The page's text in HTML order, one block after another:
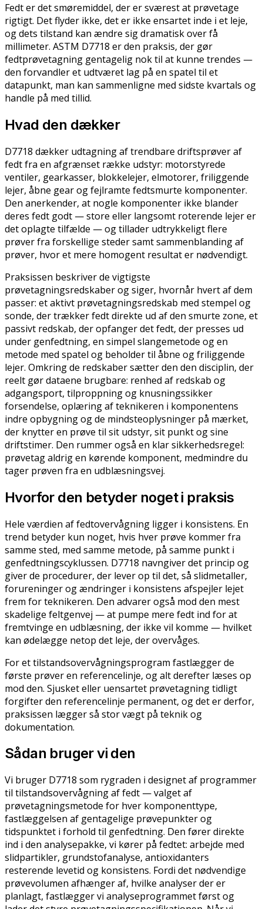
Fedt er det smøremiddel, der er sværest at prøvetage
rigtigt. Det flyder ikke, det er ikke ensartet inde i et leje,
og dets tilstand kan ændre sig dramatisk over få
millimeter. ASTM D7718 er den praksis, der gør
fedtprøvetagning gentagelig nok til at kunne trendes —
den forvandler et udtværet lag på en spatel til et
datapunkt, man kan sammenligne med sidste kvartals og
handle på med tillid.
Hvad den dækker
D7718 dækker udtagning af trendbare driftsprøver af
fedt fra en afgrænset række udstyr: motorstyrede
ventiler, gearkasser, blokkelejer, elmotorer, friliggende
lejer, åbne gear og fejlramte fedtsmurte komponenter.
Den anerkender, at nogle komponenter ikke blander
deres fedt godt — store eller langsomt roterende lejer er
det oplagte tilfælde — og tillader udtrykkeligt flere
prøver fra forskellige steder samt sammenblanding af
prøver, hvor et mere homogent resultat er nødvendigt.
Praksissen beskriver de vigtigste
prøvetagningsredskaber og siger, hvornår hvert af dem
passer: et aktivt prøvetagningsredskab med stempel og
sonde, der trækker fedt direkte ud af den smurte zone, et
passivt redskab, der opfanger det fedt, der presses ud
under genfedtning, en simpel slangemetode og en
metode med spatel og beholder til åbne og friliggende
lejer. Omkring de redskaber sætter den den disciplin, der
reelt gør dataene brugbare: renhed af redskab og
adgangsport, tilproppning og knusningssikker
forsendelse, oplæring af teknikeren i komponentens
indre opbygning og de mindsteoplysninger på mærket,
der knytter en prøve til sit udstyr, sit punkt og sine
driftstimer. Den rummer også en klar sikkerhedsregel:
prøvetag aldrig en kørende komponent, medmindre du
tager prøven fra en udblæsningsvej.
Hvorfor den betyder noget i praksis
Hele værdien af fedtovervågning ligger i konsistens. En
trend betyder kun noget, hvis hver prøve kommer fra
samme sted, med samme metode, på samme punkt i
genfedtningscyklussen. D7718 navngiver det princip og
giver de procedurer, der lever op til det, så slidmetaller,
forureninger og ændringer i konsistens afspejler lejet
frem for teknikeren. Den advarer også mod den mest
skadelige feltgenvej — at pumpe mere fedt ind for at
fremtvinge en udblæsning, der ikke vil komme — hvilket
kan ødelægge netop det leje, der overvåges.
For et tilstandsovervågningsprogram fastlægger de
første prøver en referencelinje, og alt derefter læses op
mod den. Sjusket eller uensartet prøvetagning tidligt
forgifter den referencelinje permanent, og det er derfor,
praksissen lægger så stor vægt på teknik og
dokumentation.
Sådan bruger vi den
Vi bruger D7718 som rygraden i designet af programmer
til tilstandsovervågning af fedt — valget af
prøvetagningsmetode for hver komponenttype,
fastlæggelsen af gentagelige prøvepunkter og
tidspunktet i forhold til genfedtning. Den fører direkte
ind i den analysepakke, vi kører på fedtet: arbejde med
slidpartikler, grundstofanalyse, antioxidanters
resterende levetid og konsistens. Fordi det nødvendige
prøvevolumen afhænger af, hvilke analyser der er
planlagt, fastlægger vi analyseprogrammet først og